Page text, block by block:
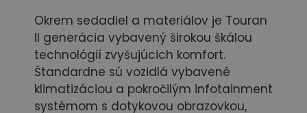
Okrem sedadiel a materiálov je Touran
II generácia vybavený širokou škálou
technológií zvyšujúcich komfort.
Štandardne sú vozidlá vybavené
klimatizáciou a pokročilým infotainment
systémom s dotykovou obrazovkou,